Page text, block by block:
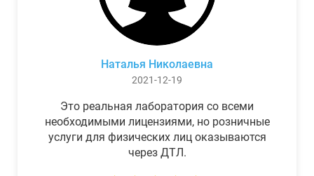
Наталья Николаевна
2021-12-19
Это реальная лаборатория со всеми
необходимыми лицензиями, но розничные
услуги для физических лиц оказываются
через ДТЛ.